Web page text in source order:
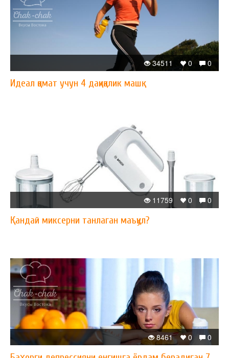
0
0
34511
Идеал қомат учун 4 дақиқалик машқ
0
0
11759
Қандай миксерни танлаган маъқул?
0
0
8461